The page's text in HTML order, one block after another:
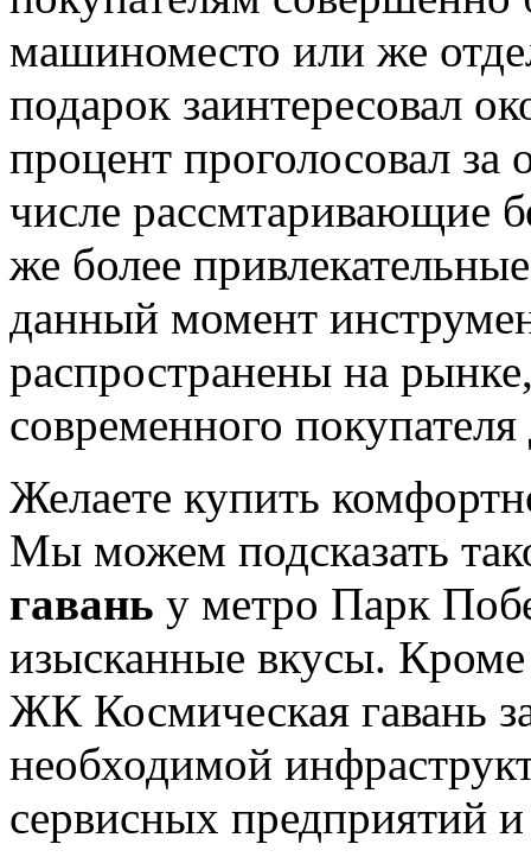
машиноместо или же
подарок заинтересовал
процент проголосовал
числе рассмтаривающие
же более
данный момент
распространены на
современного
Желаете купить
Мы можем подсказать
гавань у метро Парк
изысканные вкусы.
ЖК Космическая гавань
необходимой
сервисных предприятий